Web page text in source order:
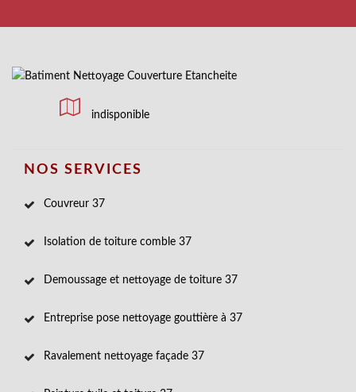
indisponible
NOS SERVICES
Couvreur 37
Isolation de toiture comble 37
Demoussage et nettoyage de toiture 37
Entreprise pose nettoyage gouttière à 37
Ravalement nettoyage façade 37